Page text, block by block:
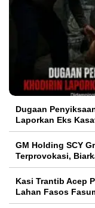
Dugaan
Laporkan Eks
GM Holding SCY
Terprovokasi,
Kasi Trantib Acep
Lahan Fasos